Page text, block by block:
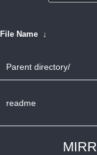
File Name ↓
Parent directory/
readme